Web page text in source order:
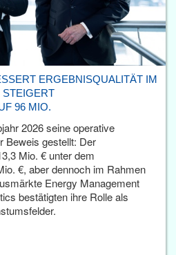
ERGEBNISQUALITÄT IM
STEIGERT
96 MIO.
2026 seine operative
Beweis gestellt: Der
Mio. € unter dem
€, aber dennoch im Rahmen
Energy Management
bestätigten ihre Rolle als